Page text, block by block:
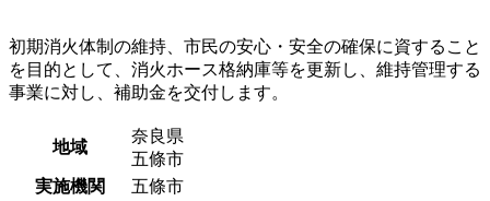
初期消火体制の維持、市民の安心・安全の確保に資すること
を目的として、消火ホース格納庫等を更新し、維持管理する
事業に対し、補助金を交付します。
地域
奈良県
五條市
実施機関
五條市